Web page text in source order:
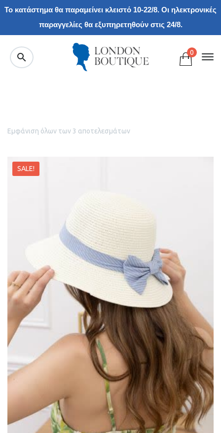
Το κατάστημα θα παραμείνει κλειστό 10-22/8. Οι ηλεκτρονικές
παραγγελίες θα εξυπηρετηθούν στις 24/8.
0
Εμφάνιση όλων των 3 αποτελεσμάτων
SALE!